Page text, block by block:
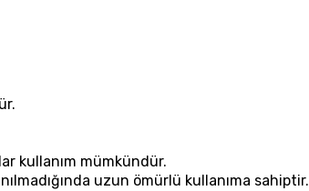
kullanım mümkündür.
uzun ömürlü kullanıma sahiptir.